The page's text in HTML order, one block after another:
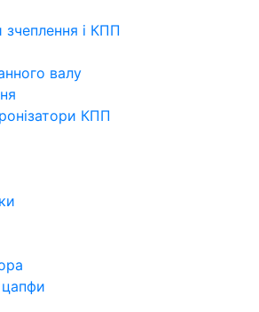
і КПП
валу
КПП
цапфи